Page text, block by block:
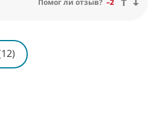
Помог ли отзыв? –2